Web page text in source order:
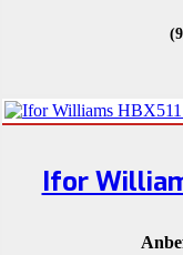
(
Ifor